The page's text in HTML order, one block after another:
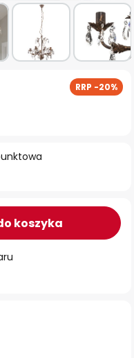
RRP -20%
koszyka